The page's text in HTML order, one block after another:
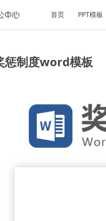
首页 PPT模板
惩制度word模板